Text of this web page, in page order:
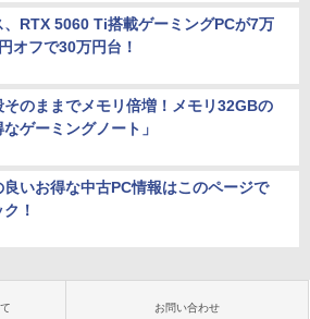
、RTX 5060 Ti搭載ゲーミングPCが7万
オフで30万円台！
そのままでメモリ倍増！メモリ32GBの
なゲーミングノート」
良いお得な中古PC情報はこのページで
！
お問い合わせ